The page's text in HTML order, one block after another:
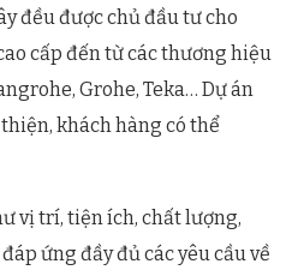
đều được chủ đầu tư cho
cấp đến từ các thương hiệu
Grohe, Teka… Dự án
khách hàng có thể
vị trí, tiện ích, chất lượng,
ứng đầy đủ các yêu cầu về